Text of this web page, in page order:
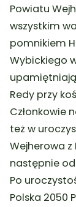
Powiatu
wszystkim
pomnikiem
Wybickiego
Redy przy
Członkowie
też w
Wejherowa z
następnie
Po
Polska 2050